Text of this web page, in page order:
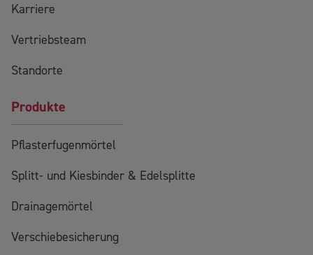
Karriere
Vertriebsteam
Standorte
Produkte
Pflasterfugenmörtel
Splitt- und Kiesbinder & Edelsplitte
Drainagemörtel
Verschiebesicherung